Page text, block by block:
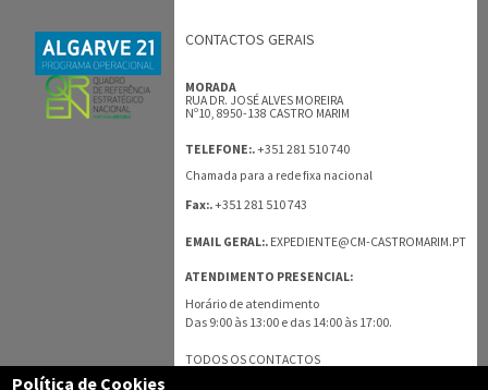
CONTACTOS GERAIS
MORADA
RUA DR. JOSÉ ALVES MOREIRA
Nº10, 8950-138 CASTRO MARIM
TELEFONE:.+351 281 510 740
Chamada para a rede fixa nacional
Fax:.+351 281 510 743
EMAIL GERAL:. EXPEDIENTE@CM-CASTROMARIM.PT
ATENDIMENTO PRESENCIAL:
Horário de atendimento
Das 9:00 às 13:00 e das 14:00 às 17:00.
TODOS OS CONTACTOS
Política de Cookies